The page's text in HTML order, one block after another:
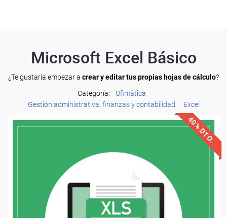
Microsoft Excel Básico
¿Te gustaría empezar a crear y editar tus propias hojas de cálculo?
Categoría:
Ofimática
Gestión administrativa, finanzas y contabilidad
Excel
40% DTO.